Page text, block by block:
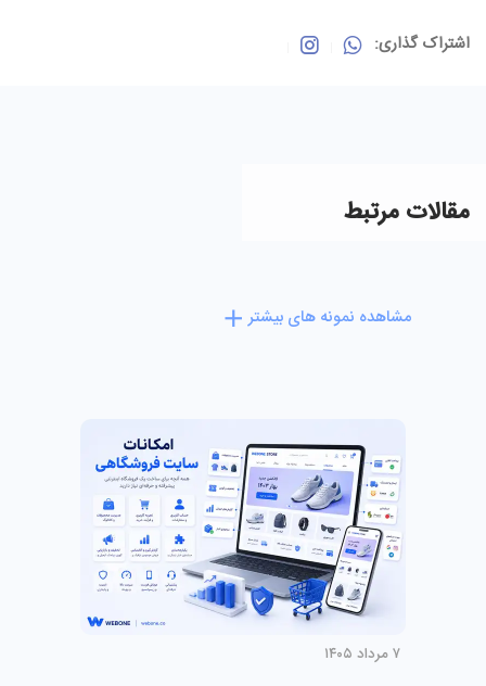
اشتراک گذاری:
مقالات مرتبط
مشاهده نمونه های بیشتر
۷ مرداد ۱۴۰۵